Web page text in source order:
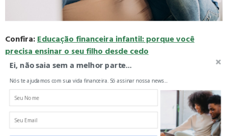
Confira:Educação financeira infantil: porque você
precisa ensinar o seu filho desde cedo
Já calculou quanto custa ter um filho? Então
planeje-se
É importante mencionar que filhos não devem ser encarados
como um código de barras.
Ei, não saia sem a melhor parte...
Nós te ajudamos com sua vida financeira. Só assinar nossa news...